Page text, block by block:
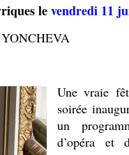
levendredi 11
Une vraie
soirée
un
d’opéra et